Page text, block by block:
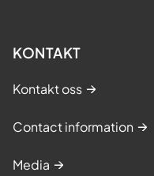
KONTAKT
Kontakt oss
Contact information
Media